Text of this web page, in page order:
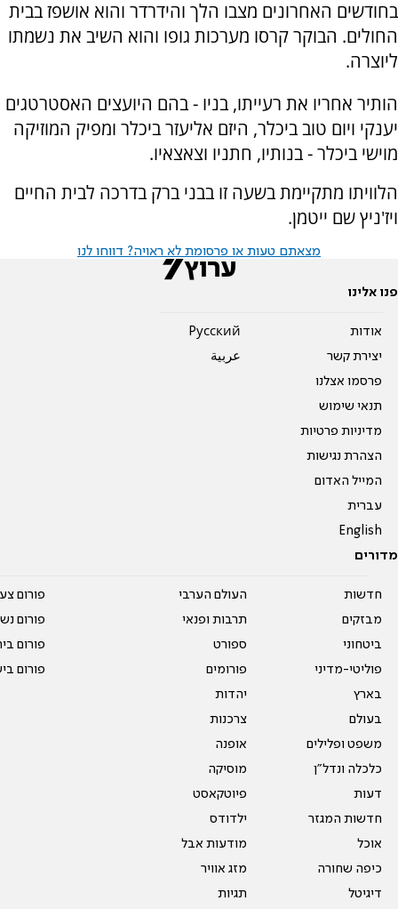
בחודשים האחרונים מצבו הלך והידרדר והוא אושפז בבית
החולים. הבוקר קרסו מערכות גופו והוא השיב את נשמתו
ליוצרה.
הותיר אחריו את רעייתו, בניו - בהם היועצים האסטרטגים
יענקי ויום טוב ביכלר, היזם אליעזר ביכלר ומפיק המוזיקה
מוישי ביכלר - בנותיו, חתניו וצאצאיו.
הלוויתו מתקיימת בשעה זו בבני ברק בדרכה לבית החיים
ויז'ניץ שם ייטמן.
מצאתם טעות או פרסומת לא ראויה? דווחו לנו
פנו אלינו
אודות
יצירת קשר
פרסמו אצלנו
תנאי שימוש
מדיניות פרטיות
הצהרת נגישות
המייל האדום
עברית
English
Pусский
عربية
מדורים
חדשות
מבזקים
ביטחוני
פוליטי-מדיני
בארץ
בעולם
משפט ופלילים
כלכלה ונדל"ן
דעות
חדשות המגזר
אוכל
כיפה שחורה
דיגיטל
העולם הערבי
תרבות ופנאי
ספורט
פורומים
יהדות
צרכנות
אופנה
מוסיקה
פיוטקאסט
ילדודס
מודעות אבל
מזג אוויר
תגיות
פורום
פורום
פורום
פורום